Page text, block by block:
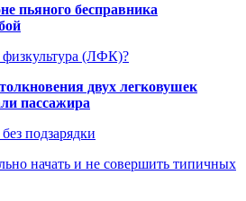
пьяного бесправника
физкультура (ЛФК)?
двух легковушек
пассажира
подзарядки
начать и не совершить типичных